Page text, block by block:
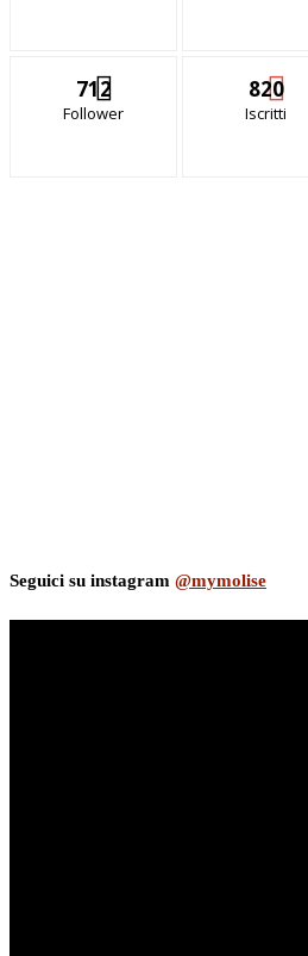
712
Follower
820
Iscritti
Seguici su instagram @mymolise